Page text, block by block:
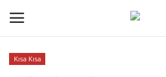
Kısa Kısa